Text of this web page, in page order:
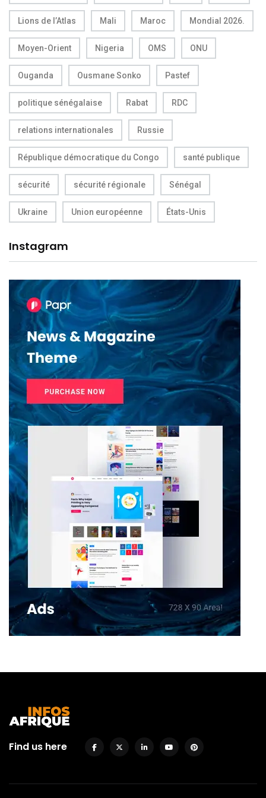
Lions de l’Atlas Mali Maroc Mondial 2026.
Moyen-Orient Nigeria OMS ONU
Ouganda Ousmane Sonko Pastef
politique sénégalaise Rabat RDC
relations internationales Russie
République démocratique du Congo santé publique
sécurité sécurité régionale Sénégal
Ukraine Union européenne États-Unis
Instagram
Find us here